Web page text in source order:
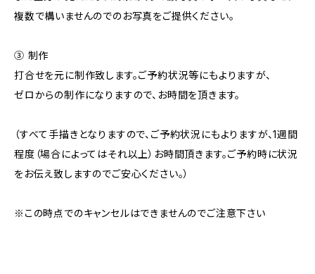
複数で構いませんのでのお写真をご提供ください。
③ 制作
打合せを元に制作致します。ご予約状況等にもよりますが、
ゼロからの制作になりますので、お時間を頂きます。
（すべて手描きとなりますので、ご予約状況にもよりますが、1週間
程度（場合によってはそれ以上）お時間頂きます。ご予約時に状況
をお伝え致しますのでご安心ください。）
※この時点でのキャンセルはできませんのでご注意下さい